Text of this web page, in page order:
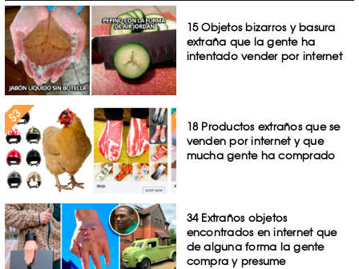
15 Objetos bizarros y basura
extraña que la gente ha
intentado vender por internet
18 Productos extraños que se
venden por internet y que
mucha gente ha comprado
34 Extraños objetos
encontrados en internet que
de alguna forma la gente
compra y presume